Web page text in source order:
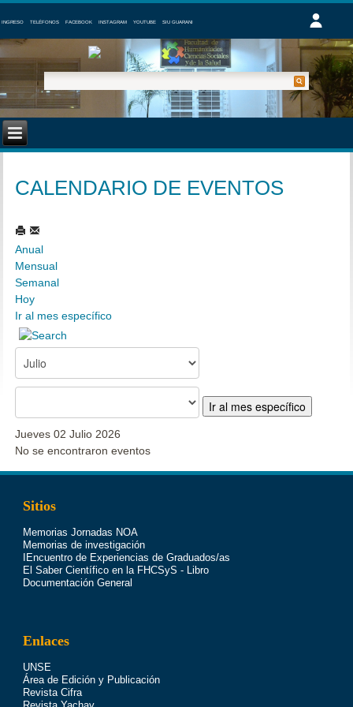
INGRESO TELÉFONOS FACEBOOK INSTAGRAM YOUTUBE SIU GUARANI
CALENDARIO DE EVENTOS
Anual
Mensual
Semanal
Hoy
Ir al mes específico
Ir al mes específico
Jueves 02 Julio 2026
No se encontraron eventos
Sitios
Memorias Jornadas NOA
Memorias de investigación
IEncuentro de Experiencias de Graduados/as
El Saber Científico en la FHCSyS - Libro
Documentación General
Enlaces
UNSE
Área de Edición y Publicación
Revista Cifra